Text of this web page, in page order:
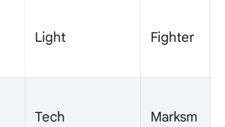
Light Fighter
Tech
Marksm